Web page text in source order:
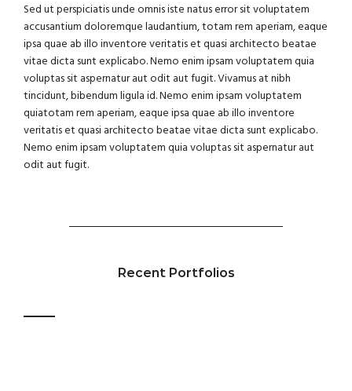
Sed ut perspiciatis unde omnis iste natus error sit voluptatem
accusantium doloremque laudantium, totam rem aperiam, eaque
ipsa quae ab illo inventore veritatis et quasi architecto beatae
vitae dicta sunt explicabo. Nemo enim ipsam voluptatem quia
voluptas sit aspernatur aut odit aut fugit. Vivamus at nibh
tincidunt, bibendum ligula id. Nemo enim ipsam voluptatem
quiatotam rem aperiam, eaque ipsa quae ab illo inventore
veritatis et quasi architecto beatae vitae dicta sunt explicabo.
Nemo enim ipsam voluptatem quia voluptas sit aspernatur aut
odit aut fugit.
Recent Portfolios